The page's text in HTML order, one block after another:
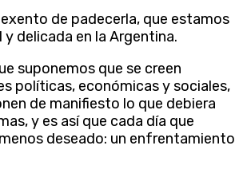
de padecerla, que estamos
delicada en la Argentina.
suponemos que se creen
políticas, económicas y sociales,
de manifiesto lo que debiera
y es así que cada día que
deseado: un enfrentamiento